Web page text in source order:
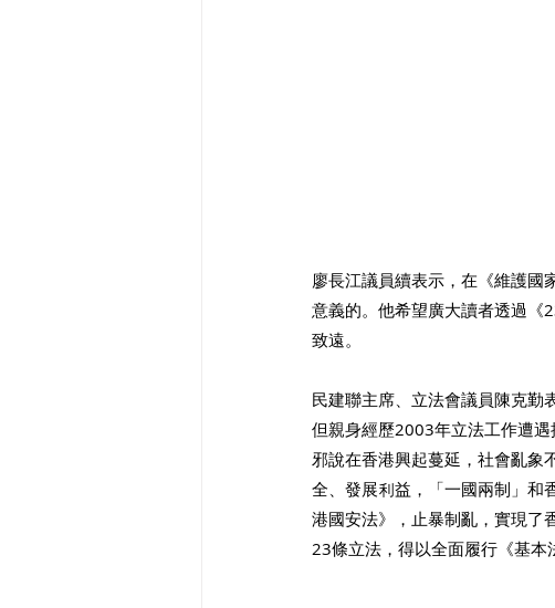
廖長江議員續表示，在《維護國
意義的。他希望廣大讀者透過《
致遠。
民建聯主席、立法會議員陳克勤
但親身經歷2003年立法工作遭
邪說在香港興起蔓延，社會亂象
全、發展利益，「一國兩制」和
港國安法》，止暴制亂，實現了
23條立法，得以全面履行《基本